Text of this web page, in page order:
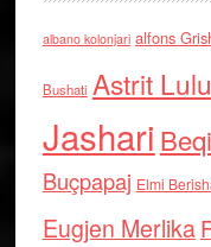
albano kolonjari alfons
Bushati Astrit
Jashari
Buçpapaj Elmi
Eugjen Merlika